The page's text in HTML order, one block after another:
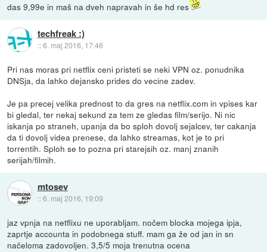
das 9,99e in maš na dveh napravah in še hd res
techfreak :)
::6. maj 2016, 17:46
Pri nas moras pri netflix ceni pristeti se neki VPN oz. ponudnika
DNSja, da lahko dejansko prides do vecine zadev.
Je pa precej velika prednost to da gres na netflix.com in vpises kar
bi gledal, ter nekaj sekund za tem ze gledas film/serijo. Ni nic
iskanja po straneh, upanja da bo sploh dovolj sejalcev, ter cakanja
da ti dovolj videa prenese, da lahko streamas, kot je to pri
torrentih. Sploh se to pozna pri starejsih oz. manj znanih
serijah/filmih.
mtosev
::6. maj 2016, 19:09
jaz vpnja na netflixu ne uporabljam. nočem blocka mojega ipja,
zaprtje accounta in podobnega stuff. mam ga že od jan in sn
načeloma zadovoljen. 3,5/5 moja trenutna ocena